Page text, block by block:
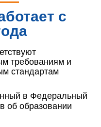
с
требованиям и
стандартам
в Федеральный
об образовании